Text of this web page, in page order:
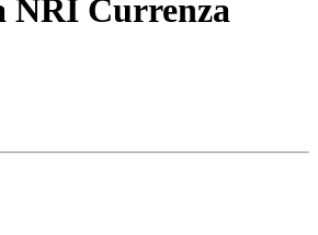
NRI Currenza